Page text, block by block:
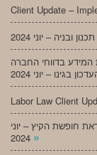
Client Update –
המידע בדווחי החברה
Labor Law Client
חופשת הקיץ – יוני
»